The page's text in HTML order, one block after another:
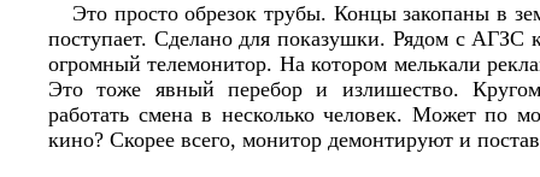
Это просто обрезок трубы. Концы закопаны в
поступает. Сделано для показушки. Рядом с АГЗС
огромный телемонитор. На котором мелькали
Это тоже явный перебор и излишество.
работать смена в несколько человек. Может по
кино? Скорее всего, монитор демонтируют и